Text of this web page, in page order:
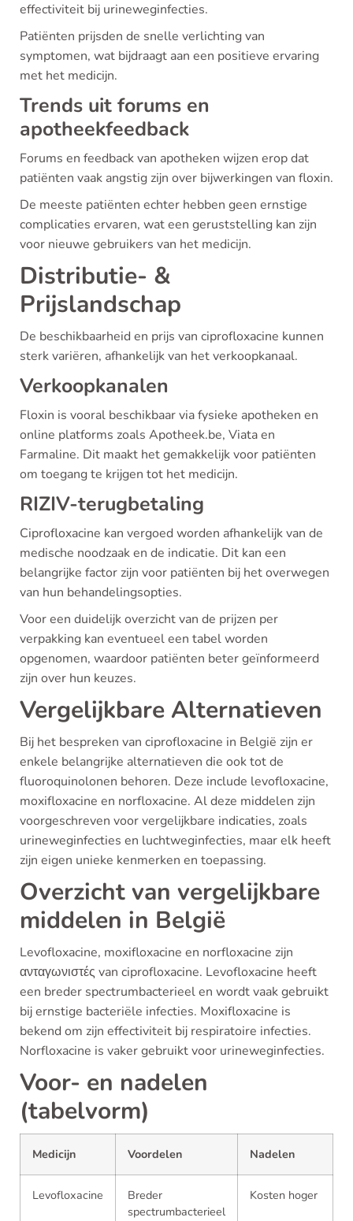
effectiviteit bij urineweginfecties.
Patiënten prijsden de snelle verlichting van
symptomen, wat bijdraagt aan een positieve ervaring
met het medicijn.
Trends uit forums en
apotheekfeedback
Forums en feedback van apotheken wijzen erop dat
patiënten vaak angstig zijn over bijwerkingen van floxin.
De meeste patiënten echter hebben geen ernstige
complicaties ervaren, wat een geruststelling kan zijn
voor nieuwe gebruikers van het medicijn.
Distributie- &
Prijslandschap
De beschikbaarheid en prijs van ciprofloxacine kunnen
sterk variëren, afhankelijk van het verkoopkanaal.
Verkoopkanalen
Floxin is vooral beschikbaar via fysieke apotheken en
online platforms zoals Apotheek.be, Viata en
Farmaline. Dit maakt het gemakkelijk voor patiënten
om toegang te krijgen tot het medicijn.
RIZIV-terugbetaling
Ciprofloxacine kan vergoed worden afhankelijk van de
medische noodzaak en de indicatie. Dit kan een
belangrijke factor zijn voor patiënten bij het overwegen
van hun behandelingsopties.
Voor een duidelijk overzicht van de prijzen per
verpakking kan eventueel een tabel worden
opgenomen, waardoor patiënten beter geïnformeerd
zijn over hun keuzes.
Vergelijkbare Alternatieven
Bij het bespreken van ciprofloxacine in België zijn er
enkele belangrijke alternatieven die ook tot de
fluoroquinolonen behoren. Deze include levofloxacine,
moxifloxacine en norfloxacine. Al deze middelen zijn
voorgeschreven voor vergelijkbare indicaties, zoals
urineweginfecties en luchtweginfecties, maar elk heeft
zijn eigen unieke kenmerken en toepassing.
Overzicht van vergelijkbare
middelen in België
Levofloxacine, moxifloxacine en norfloxacine zijn
ανταγωνιστές van ciprofloxacine. Levofloxacine heeft
een breder spectrumbacterieel en wordt vaak gebruikt
bij ernstige bacteriële infecties. Moxifloxacine is
bekend om zijn effectiviteit bij respiratoire infecties.
Norfloxacine is vaker gebruikt voor urineweginfecties.
Voor- en nadelen
(tabelvorm)
Medicijn Voordelen Nadelen
Levofloxacine
Breder
spectrumbacterieel
Kosten hoger